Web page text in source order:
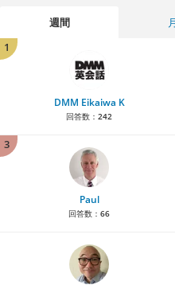
週間
1
DMM Eikaiwa K
回答数： 242
3
Paul
回答数： 66